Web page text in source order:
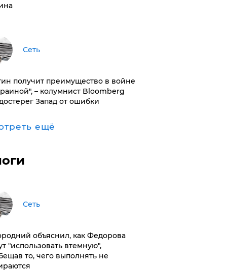
Сеть
получит преимущество в войне
– колумнист Bloomberg
Запад от ошибки
ещё
Сеть
объяснил, как Федорова
"использовать втемную",
то, чего выполнять не